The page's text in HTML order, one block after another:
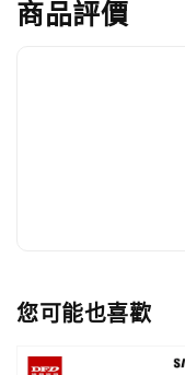
商品評價
您可能也喜歡